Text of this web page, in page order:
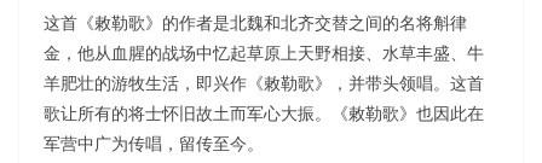
这首《敕勒歌》的作者是北魏和北齐交替之间的名将斛律
金，他从血腥的战场中忆起草原上天野相接、水草丰盛、牛
羊肥壮的游牧生活，即兴作《敕勒歌》，并带头领唱。这首
歌让所有的将士怀旧故土而军心大振。《敕勒歌》也因此在
军营中广为传唱，留传至今。